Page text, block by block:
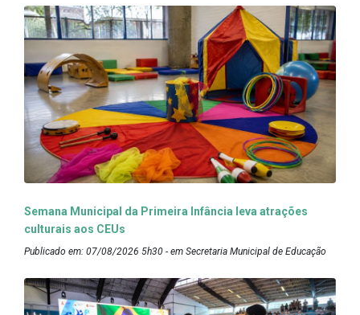
Semana Municipal da Primeira Infância leva atrações
culturais aos CEUs
Publicado em: 07/08/2026 5h30 - em Secretaria Municipal de Educação